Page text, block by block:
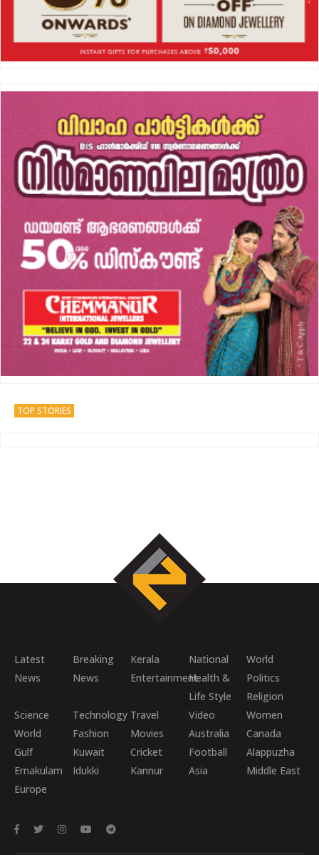
TOP STORIES
Latest
News
Breaking
News
Kerala National
World
EntertainmentHealth &
Life Style
Politics
Religion
Science
World
Technology Travel Video
Women
Fashion
Movies Australia
Canada
Gulf
Kuwait Cricket Football
Alappuzha
Ernakulam
Idukki Kannur Asia
Middle East
Europe